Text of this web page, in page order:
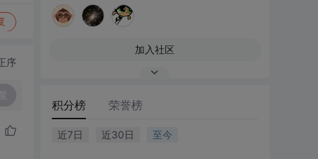
序
加入社区
积分榜 荣誉榜
近7日 近30日 至今